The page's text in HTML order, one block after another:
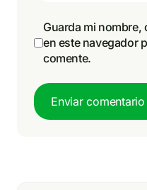
Guarda mi
en este navegador
comente.
Enviar comentario